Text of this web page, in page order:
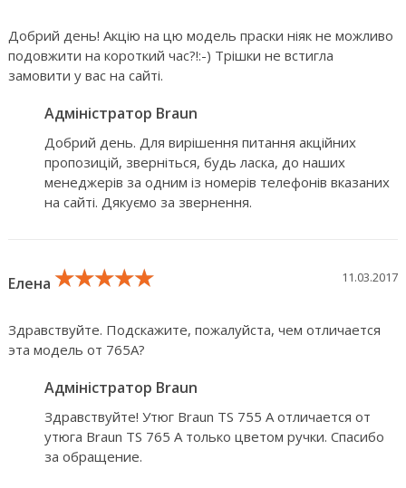
Добрий день! Акцію на цю модель праски ніяк не можливо
подовжити на короткий час?!:-) Трішки не встигла
замовити у вас на сайті.
Адміністратор Braun
Добрий день. Для вирішення питання акційних
пропозицій, зверніться, будь ласка, до наших
менеджерів за одним із номерів телефонів вказаних
на сайті. Дякуємо за звернення.
Елена ★★★★★
★★★★★
★★★★★ 11.03.2017
Здравствуйте. Подскажите, пожалуйста, чем отличается
эта модель от 765А?
Адміністратор Braun
Здравствуйте! Утюг Braun TS 755 A отличается от
утюга Braun TS 765 A только цветом ручки. Спасибо
за обращение.